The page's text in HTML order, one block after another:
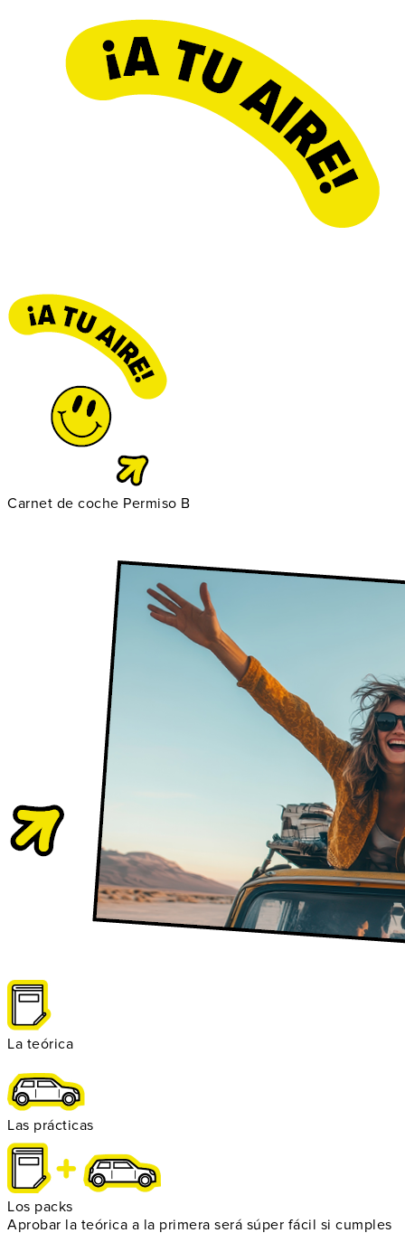
Carnet de coche Permiso B
La teórica
Las prácticas
Los packs
Aprobar la teórica a la primera será súper fácil si cumples